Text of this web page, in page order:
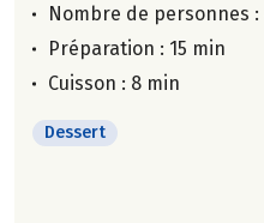
Nombre de personnes :
Préparation : 15 min
Cuisson : 8 min
Dessert